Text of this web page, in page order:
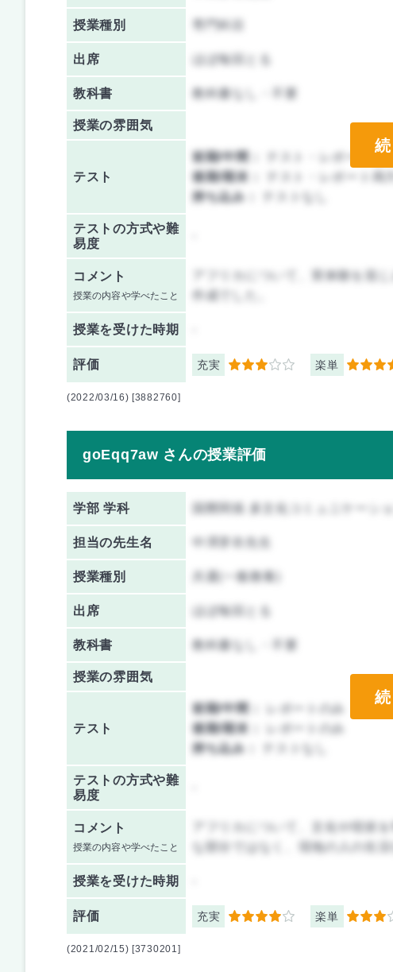
授業種別 専門科目
出席 ほぼ毎回とる
教科書 教科書なし・不要
授業の雰囲気
テスト
前期/中間：
テスト・レポート両
後期/期末：
持ち込み：
テストの方式や難
易度
コメント
授業の内容や学べたこと
アフリカについて、実体験を混
作成でした。
授業を受けた時期
評価 充実 3 楽単 5
(2022/03/16) [3882760]
goEqq7aw さんの授業評価
学部 学科 国際関係 多文化コミュニケーショ
担当の先生名
授業種別 共通(一般教養)
出席 ほぼ毎回とる
教科書 教科書なし・不要
授業の雰囲気
テスト
前期/中間：
レポートのみ
後期/期末：
レポートのみ
持ち込み：
テストの方式や難
易度
コメント
授業の内容や学べたこと
アフリカについて、文化や現状
な部分ではなく、現地の人の生
授業を受けた時期
評価 充実 4 楽単 3
(2021/02/15) [3730201]